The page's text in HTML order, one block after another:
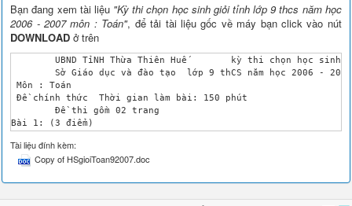
Bạn đang xem tài liệu "Kỳ thi chọn học sinh giỏi tỉnh lớp 9 thcs năm học
2006 - 2007 môn : Toán", để tải tài liệu gốc về máy bạn click vào nút
DOWNLOAD ở trên
	UBND TỉNH Thừa Thiên Huế	kỳ thi chọn học sinh giỏi tỉnh
	Sở Giáo dục và đào tạo	lớp 9 thCS năm học 2006 - 2007
Môn : Toán
Đề chính thức 	Thời gian làm bài: 150 phút
	Đề thi gồm 02 trang
Bài 1: (3 điểm)
Cho biểu thức:
Rút gọn biểu thức .
Tìm các giá trị nguyên của để biểu thức nhận giá trị nguyên.
Cho parabol (P): và đường thẳng ( là tham số).
Với giá trị nào của thì (P) và chỉ có một điểm chung? Khi
Tài liệu đính kèm:
Copy of HSgioiToan92007.doc